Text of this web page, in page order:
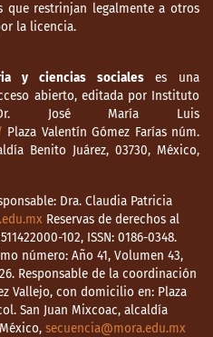
que restrinjan legalmente a otros
la licencia.
y ciencias socialeses una
abierto, editada por Instituto
Dr. José María Luis
Plaza Valentín Gómez Farías núm.
Benito Juárez, 03730, México,
Dra. Claudia Patricia
Reservas de derechos al
102, ISSN: 0186-0348.
número: Año 41, Volumen 43,
Responsable de la coordinación
Vallejo, con domicilio en: Plaza
San Juan Mixcoac, alcaldía
secuencia@mora.edu.mx